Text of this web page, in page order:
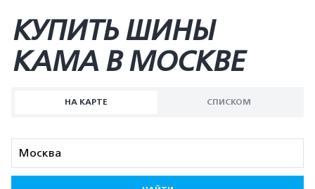
КУПИТЬ ШИНЫ
KAMA В МОСКВЕ
НА КАРТЕ СПИСКОМ